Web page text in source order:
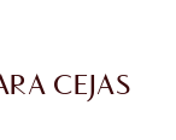
CEJAS